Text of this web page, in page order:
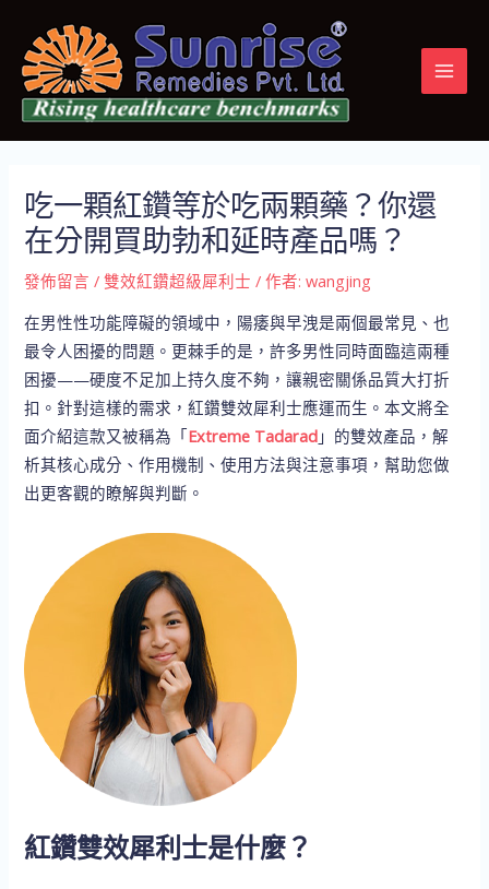
吃一顆紅鑽等於吃兩顆藥？你還
在分開買助勃和延時產品嗎？
發佈留言 /雙效紅鑽超級犀利士 / 作者:wangjing
在男性性功能障礙的領域中，陽痿與早洩是兩個最常見、也
最令人困擾的問題。更棘手的是，許多男性同時面臨這兩種
困擾——硬度不足加上持久度不夠，讓親密關係品質大打折
扣。針對這樣的需求，紅鑽雙效犀利士應運而生。本文將全
面介紹這款又被稱為「Extreme Tadarad 」的雙效產品，解
析其核心成分、作用機制、使用方法與注意事項，幫助您做
出更客觀的瞭解與判斷。
紅鑽雙效犀利士是什麼？
navigation